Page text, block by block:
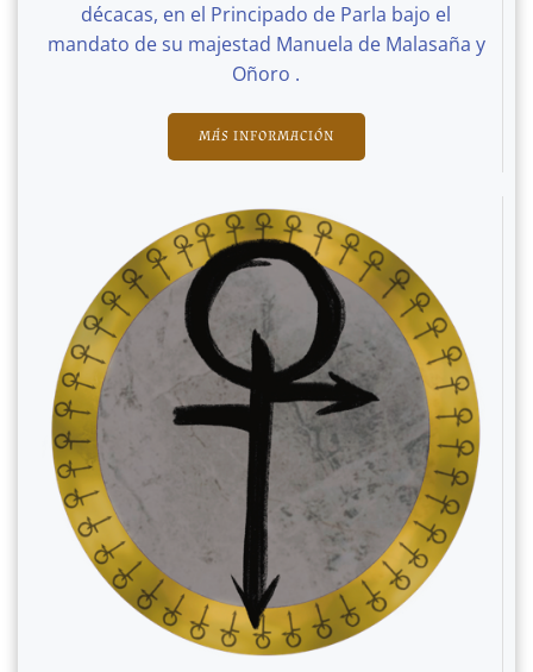
décacas, en el Principado de Parla bajo el
mandato de su majestad Manuela de Malasaña y
Oñoro .
MÁS INFORMACIÓN